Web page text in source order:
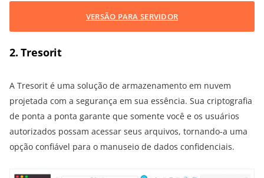
VERSÃO PARA SERVIDOR
2. Tresorit
A Tresorit é uma solução de armazenamento em nuvem
projetada com a segurança em sua essência. Sua criptografia
de ponta a ponta garante que somente você e os usuários
autorizados possam acessar seus arquivos, tornando-a uma
opção confiável para o manuseio de dados confidenciais.